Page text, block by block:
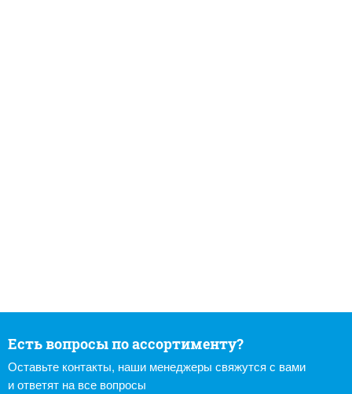
Есть вопросы по ассортименту?
Оставьте контакты, наши менеджеры свяжутся с вами
и ответят на все вопросы